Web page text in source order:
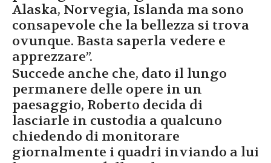
Alaska, Norvegia, Islanda ma sono
consapevole che la bellezza si trova
ovunque. Basta saperla vedere e
apprezzare”.
Succede anche che, dato il lungo
permanere delle opere in un
paesaggio, Roberto decida di
lasciarle in custodia a qualcuno
chiedendo di monitorare
giornalmente i quadri inviando a lui